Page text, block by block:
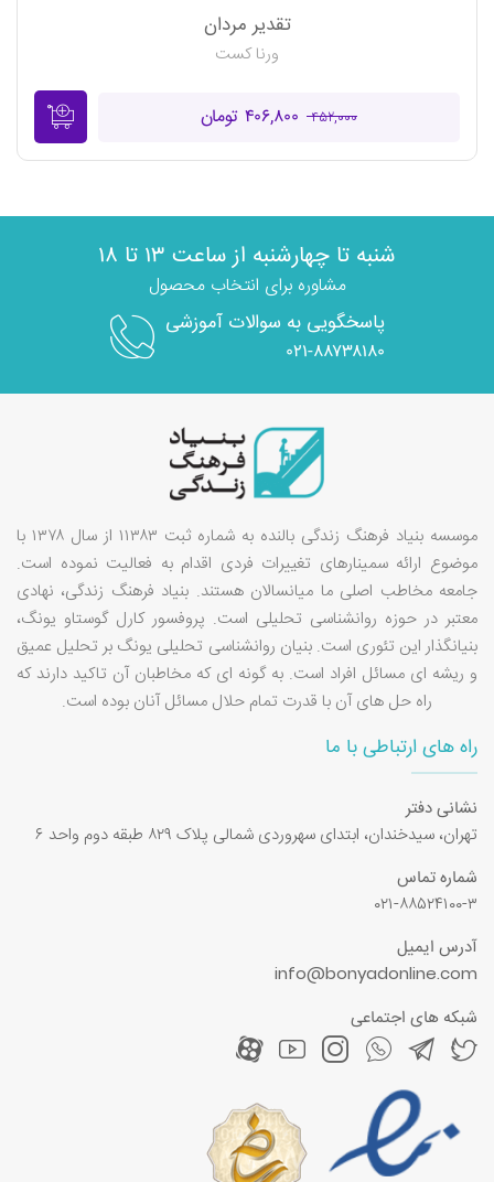
تقدیر مردان
ورنا کست
۴۵۲,۰۰۰ ۴۰۶,۸۰۰ تومان
شنبه تا چهارشنبه از ساعت ۱۳ تا ۱۸
مشاوره برای انتخاب محصول
پاسخگویی به سوالات آموزشی
۰۲۱-۸۸۷۳۸۱۸۰
موسسه بنیاد فرهنگ زندگی بالنده به شماره ثبت ۱۱۳۸۳ از سال ۱۳۷۸ با
موضوع ارائه سمینارهای تغییرات فردی اقدام به فعالیت نموده است.
جامعه مخاطب اصلی ما میانسالان هستند. بنیاد فرهنگ زندگی، نهادی
معتبر در حوزه روانشناسی تحلیلی است. پروفسور کارل گوستاو یونگ،
بنیانگذار این تئوری است. بنیان روانشناسی تحلیلی یونگ بر تحلیل عمیق
و ریشه ای مسائل افراد است. به گونه ای که مخاطبان آن تاکید دارند که
راه حل های آن با قدرت تمام حلال مسائل آنان بوده است.
راه های ارتباطی با ما
نشانی دفتر
تهران، سیدخندان، ابتدای سهروردی شمالی پلاک ۸۲۹ طبقه دوم واحد ۶
شماره تماس
۰۲۱-۸۸۵۲۴۱۰۰-۳
آدرس ایمیل
info@bonyadonline.com
شبکه های اجتماعی